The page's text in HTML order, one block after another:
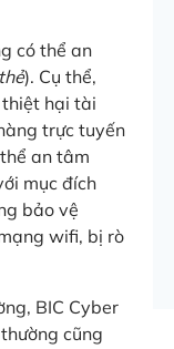
có thể an
). Cụ thể,
hại tài
trực tuyến
an tâm
mục đích
bảo vệ
wifi, bị rò
BIC Cyber
cũng